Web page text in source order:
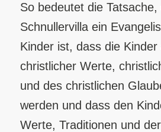
So bedeutet die
Schnullervilla ein
Kinder ist, dass die
christlicher Werte,
und des christlichen
werden und dass den
Werte, Traditionen und